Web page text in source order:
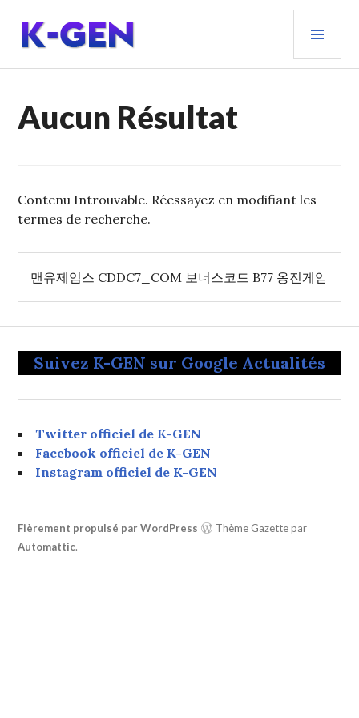
contenu
principal
K-GEN
Aucun Résultat
Contenu Introuvable. Réessayez en modifiant les
termes de recherche.
Suivez K-GEN sur Google Actualités
Twitter officiel de K-GEN
Facebook officiel de K-GEN
Instagram officiel de K-GEN
Fièrement propulsé par WordPress
Thème Gazette par
Automattic.